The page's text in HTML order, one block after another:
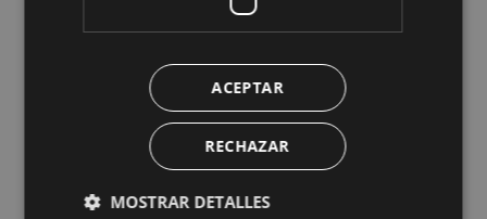
memorizar para pasar a integrar los
conceptos de un modo natural.
Más informaciónACEPTAR
RECHAZAR
MOSTRAR DETALLES